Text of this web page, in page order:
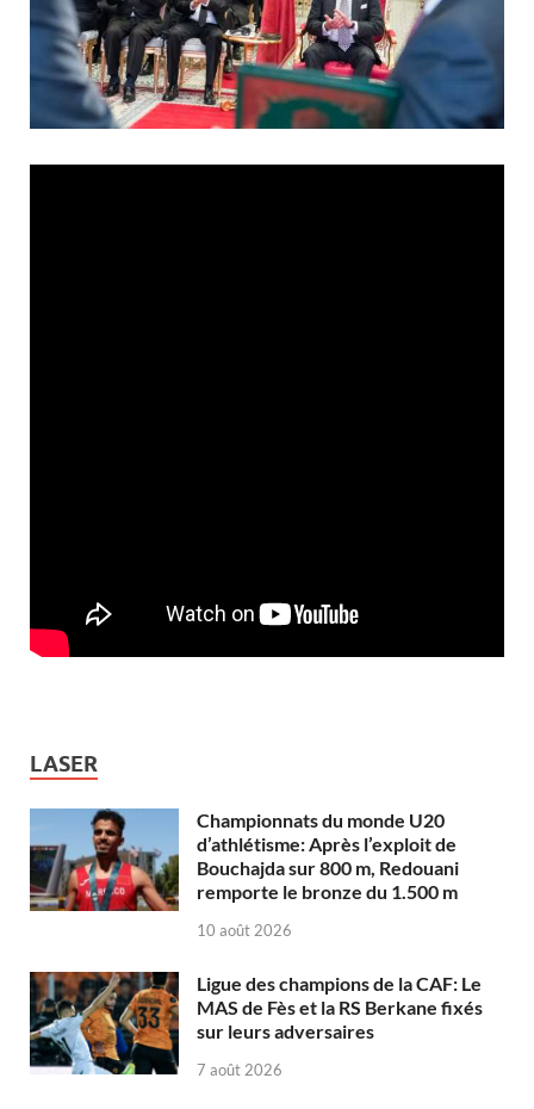
LASER
Championnats du monde U20
d’athlétisme: Après l’exploit de
Bouchajda sur 800 m, Redouani
remporte le bronze du 1.500 m
10 août 2026
Ligue des champions de la CAF: Le
MAS de Fès et la RS Berkane fixés
sur leurs adversaires
7 août 2026